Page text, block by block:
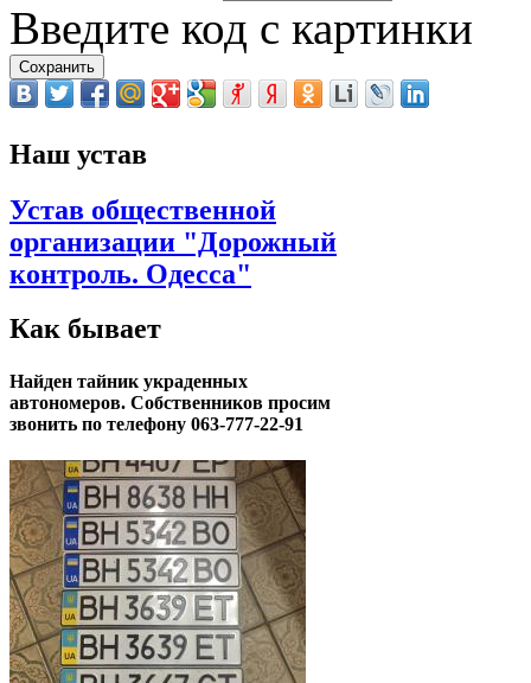
Введите код с картинки
Наш устав
Устав общественной
организации "Дорожный
контроль. Одесса"
Как бывает
Найден тайник украденных
автономеров. Собственников просим
звонить по телефону 063-777-22-91